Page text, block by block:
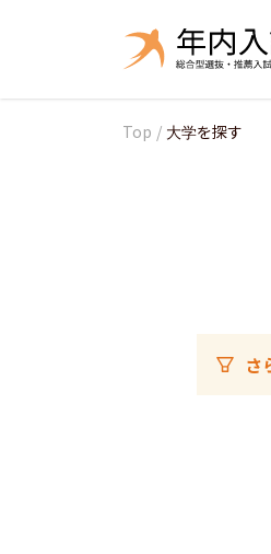
Top / 大学を探す
さ